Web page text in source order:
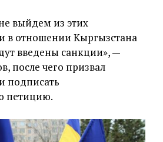
выйдем из этих
в отношении Кыргызстана
введены санкции», —
после чего призвал
подписать
петицию.